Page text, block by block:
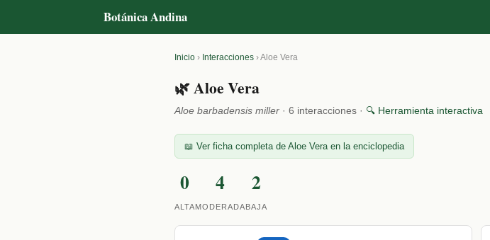
Botánica Andina
Inicio › Interacciones ›Aloe Vera
🌿 Aloe Vera
Aloe barbadensis miller · 6 interacciones · 🔍 Herramienta interactiva
📖 Ver ficha completa de Aloe Vera en la enciclopedia
0
ALTA
4
MODERADA
2
BAJA